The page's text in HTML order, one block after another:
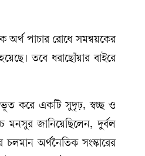
অর্থ পাচার রোধে সমন্বয়কের
তবে ধরাছোঁয়ার বাইরে
করে একটি সুদৃঢ়, স্বচ্ছ ও
মনসুর জানিয়েছিলেন, দুর্বল
অর্থনৈতিক সংস্কারের